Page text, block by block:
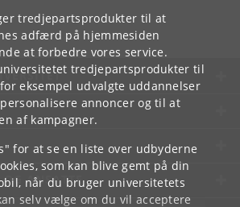
tredjepartsprodukter til at
adfærd på hjemmesiden
at forbedre vores service.
tredjepartsprodukter til
eksempel udvalgte uddannelser
annoncer og til at
af kampagner.
for at se en liste over udbyderne
som kan blive gemt på din
når du bruger universitetets
selv vælge om du vil acceptere
OG ANSATTE